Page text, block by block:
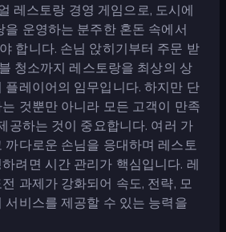
레스토랑 경영 게임으로, 도시에
을 운영하는 분주한 혼돈 속에서
합니다. 손님 앉히기부터 주문 받
청소까지 레스토랑을 최상의 상
플레이어의 임무입니다. 하지만 단
것뿐만 아니라 모든 고객이 만족
공하는 것이 중요합니다. 여러 가
까다로운 손님을 응대하며 레스토
려면 시간 관리가 핵심입니다. 레
과제가 강화되어 속도, 전략, 모
서비스를 제공할 수 있는 능력을